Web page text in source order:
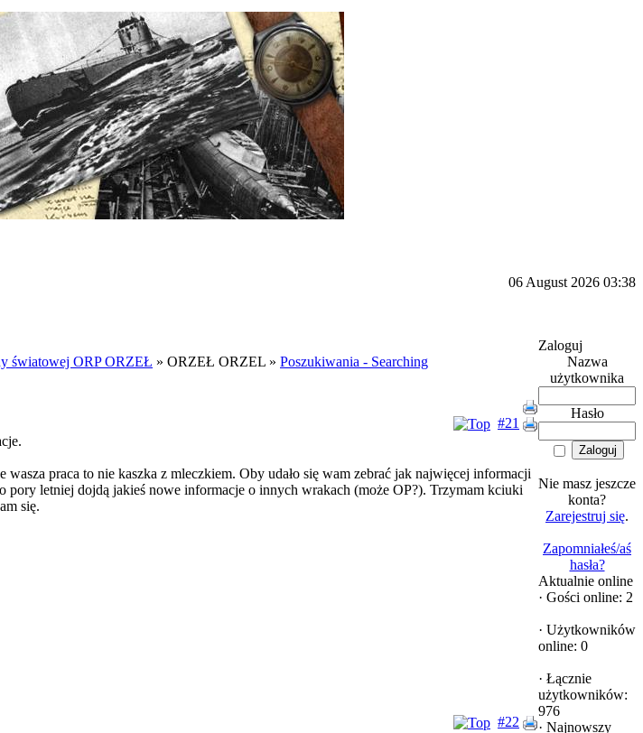
06 August 2026 03:38
światowej ORP ORZEŁ » ORZEŁ ORZEL » Poszukiwania - Searching
#21
wasza praca to nie kaszka z mleczkiem. Oby udało się wam zebrać jak najwięcej informacji
pory letniej dojdą jakieś nowe informacje o innych wrakach (może OP?). Trzymam kciuki
się.
#22
Zaloguj
Nazwa
użytkownika
Hasło
Nie masz jeszcze
konta?
Zarejestruj się.
Zapomniałeś/aś
hasła?
Aktualnie online
· Gości online: 2
· Użytkowników
online: 0
· Łącznie
użytkowników:
976
· Najnowszy